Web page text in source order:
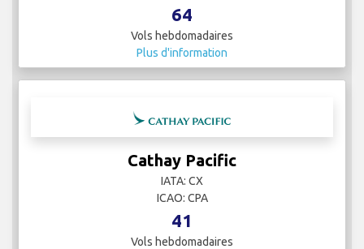
64
Vols hebdomadaires
Plus d'information
Cathay Pacific
IATA: CX
ICAO: CPA
41
Vols hebdomadaires